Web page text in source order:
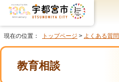
現在の位置： トップページ > よくある質問
教育相談